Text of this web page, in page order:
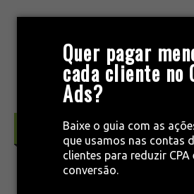
Quer pagar
cada cliente no
Ads?
Baixe o guia com as
que usamos nas contas
clientes para reduzir CPA
conversão.
Tráfego Pago &